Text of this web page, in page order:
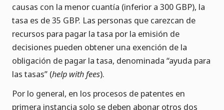
causas con la menor cuantía (inferior a 300 GBP), la
tasa es de 35 GBP. Las personas que carezcan de
recursos para pagar la tasa por la emisión de
decisiones pueden obtener una exención de la
obligación de pagar la tasa, denominada “ayuda para
las tasas” (help with fees).
Por lo general, en los procesos de patentes en
primera instancia solo se deben abonar otros dos